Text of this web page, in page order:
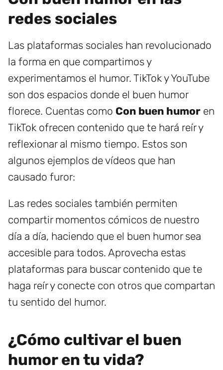
redes sociales
Las plataformas sociales han revolucionado
la forma en que compartimos y
experimentamos el humor. TikTok y YouTube
son dos espacios donde el buen humor
florece. Cuentas como Con buen humor en
TikTok ofrecen contenido que te hará reír y
reflexionar al mismo tiempo. Estos son
algunos ejemplos de vídeos que han
causado furor:
Las redes sociales también permiten
compartir momentos cómicos de nuestro
día a día, haciendo que el buen humor sea
accesible para todos. Aprovecha estas
plataformas para buscar contenido que te
haga reír y conecte con otros que compartan
tu sentido del humor.
¿Cómo cultivar el buen
humor en tu vida?